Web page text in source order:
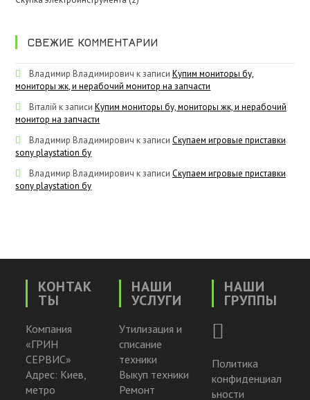
СВЕЖИЕ КОММЕНТАРИИ
Владимир Владимирович к записи Купим мониторы бу,
мониторы жк, и нерабочий монитор на запчасти
Віталій к записи Купим мониторы бу, мониторы жк, и нерабочий
монитор на запчасти
Владимир Владимирович к записи Скупаем игровые приставки
sony playstation бу
Владимир Владимирович к записи Скупаем игровые приставки
sony playstation бу
КОНТАК
ТЫ
Компания
«ГРИН
СЕРВИС»
Адрес: Киев,
метро
НАШИ
УСЛУГИ
Утилизация и
списание
техники
Выкуп техники
Ремонт
НАШИ
ГРУППЫ
Политика
конфиденциал
ьности